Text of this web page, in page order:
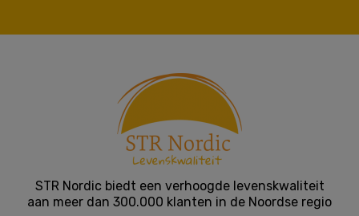
STR Nordic biedt een verhoogde levenskwaliteit
aan meer dan 300.000 klanten in de Noordse regio